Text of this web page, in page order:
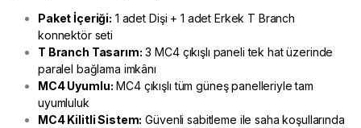
Paket İçeriği: 1 adet Dişi + 1 adet Erkek T Branch
konnektör seti
T Branch Tasarım: 3 MC4 çıkışlı paneli tek hat üzerinde
paralel bağlama imkânı
MC4 Uyumlu: MC4 çıkışlı tüm güneş panelleriyle tam
uyumluluk
MC4 Kilitli Sistem: Güvenli sabitleme ile saha koşullarında